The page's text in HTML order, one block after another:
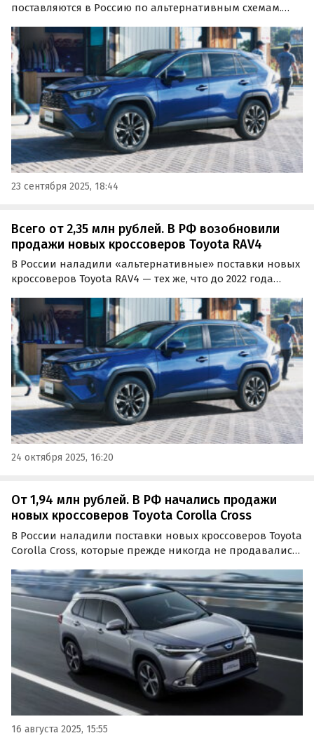
поставляются в Россию по альтернативным схемам.
начинаются от 2 350 000 рублей, сообщают
«Автоновости дня».
23 сентября 2025, 18:44
Всего от 2,35 млн рублей. В РФ возобновили
продажи новых кроссоверов Toyota RAV4
В России наладили «альтернативные» поставки новых
кроссоверов Toyota RAV4 — тех же, что до 2022 года
24 октября 2025, 16:20
От 1,94 млн рублей. В РФ начались продажи
новых кроссоверов Toyota Corolla Cross
В России наладили поставки новых кроссоверов Toyota
Corolla Cross, которые прежде никогда не продавались
одном из сайтов объявлений сейчас стартуют от 1 940
000 рублей, сообщают «Автоновости дня».
16 августа 2025, 15:55